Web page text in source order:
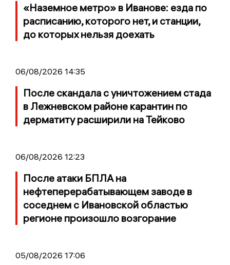
«Наземное метро» в Иванове: езда по
расписанию, которого нет, и станции,
до которых нельзя доехать
06/08/2026 14:35
После скандала с уничтожением стада
в Лежневском районе карантин по
дерматиту расширили на Тейково
06/08/2026 12:23
После атаки БПЛА на
нефтеперерабатывающем заводе в
соседнем с Ивановской областью
регионе произошло возгорание
05/08/2026 17:06